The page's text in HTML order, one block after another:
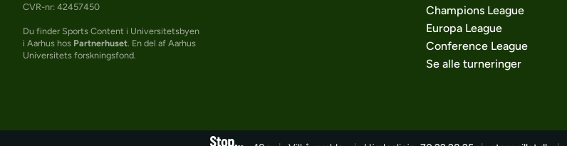
CVR-nr: 42457450
Du finder Sports Content i Universitetsbyen
i Aarhus hos Partnerhuset . En del af Aarhus
Universitets forskningsfond.
Champions League
Europa League
Conference League
Se alle turneringer